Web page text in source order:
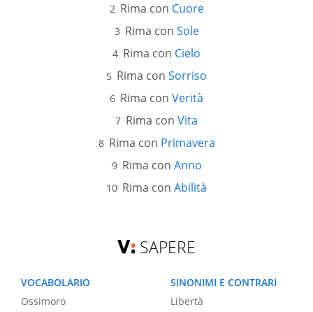
Rima con Cuore
Rima con Sole
Rima con Cielo
Rima con Sorriso
Rima con Verità
Rima con Vita
Rima con Primavera
Rima con Anno
Rima con Abilità
SAPERE
VOCABOLARIO
Ossimoro
SINONIMI E CONTRARI
Libertà